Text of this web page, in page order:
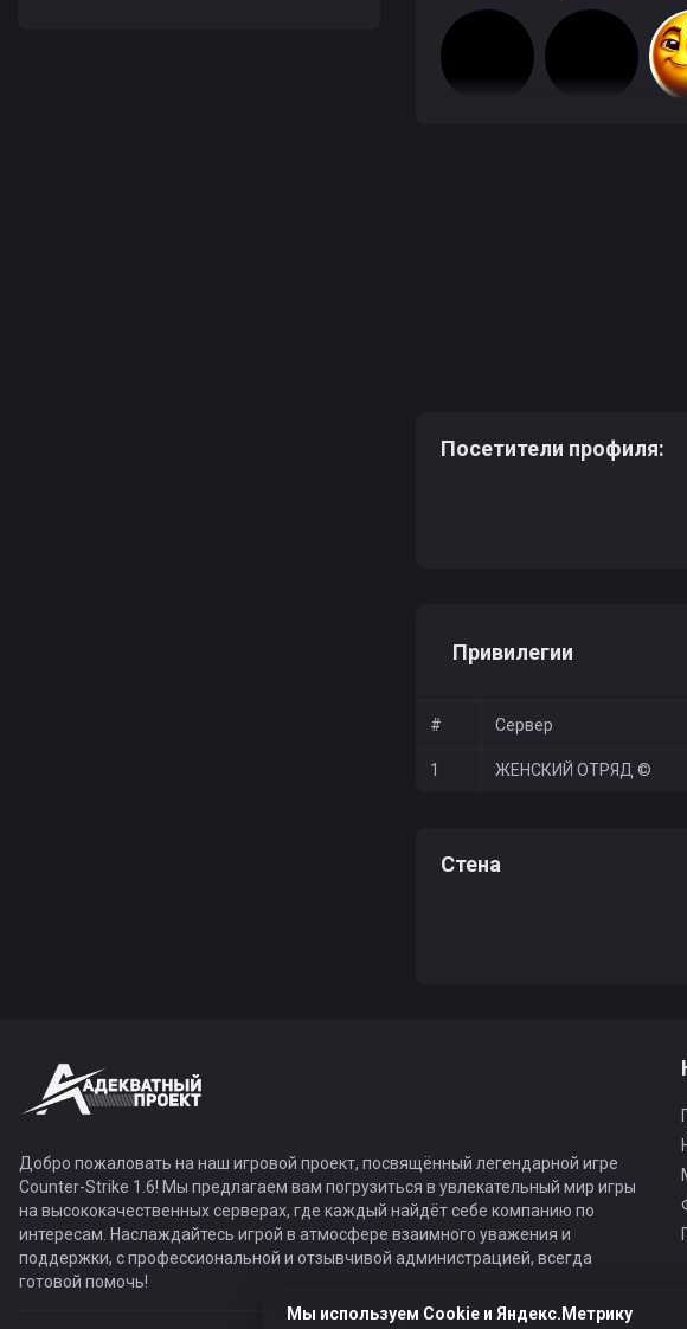
Посетители профиля:
Привилегии
# Сервер
1 ЖЕНСКИЙ ОТРЯД ©
Стена
Добро пожаловать на наш игровой проект, посвящённый легендарной игре
Counter-Strike 1.6! Мы предлагаем вам погрузиться в увлекательный мир игры
на высококачественных серверах, где каждый найдёт себе компанию по
интересам. Наслаждайтесь игрой в атмосфере взаимного уважения и
поддержки, с профессиональной и отзывчивой администрацией, всегда
готовой помочь!
Мы используем Cookie и Яндекс.Метрику